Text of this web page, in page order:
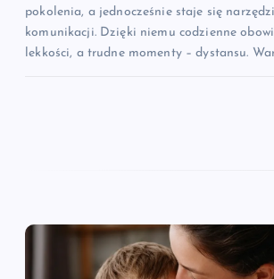
pokolenia, a jednocześnie staje się
komunikacji. Dzięki niemu codzienne
lekkości, a trudne momenty – dystansu.